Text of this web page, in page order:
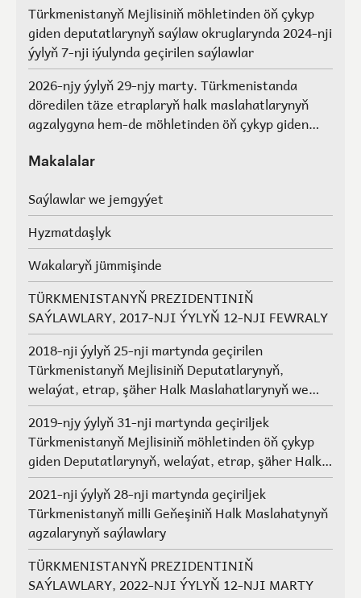
Türkmenistanyň Mejlisiniň möhletinden öň çykyp
giden deputatlarynyň saýlaw okruglarynda 2024-nji
ýylyň 7-nji iýulynda geçirilen saýlawlar
2026-njy ýylyň 29-njy marty. Türkmenistanda
döredilen täze etraplaryň halk maslahatlarynyň
agzalygyna hem-de möhletinden öň çykyp giden
maslahatlarynyň we Geňeşleriň agzalarynyň ýerine
Makalalar
Saýlawlar we jemgyýet
Hyzmatdaşlyk
Wakalaryň jümmişinde
TÜRKMENISTANYŇ PREZIDENTINIŇ
SAÝLAWLARY, 2017-NJI ÝYLYŇ 12-NJI FEWRALY
2018-nji ýylyň 25-nji martynda geçirilen
Türkmenistanyň Mejlisiniň Deputatlarynyň,
welaýat, etrap, şäher Halk Maslahatlarynyň we
Geňeşleriň agzalarynyň saýlawlary.
2019-njy ýylyň 31-nji martynda geçiriljek
Türkmenistanyň Mejlisiniň möhletinden öň çykyp
giden Deputatlarynyň, welaýat, etrap, şäher Halk
Maslahatlarynyň we Geňeşleriň agzalarynyň ýerine
saýlawlar
2021-nji ýylyň 28-nji martynda geçiriljek
Türkmenistanyň milli Geňeşiniň Halk Maslahatynyň
agzalarynyň saýlawlary
TÜRKMENISTANYŇ PREZIDENTINIŇ
SAÝLAWLARY, 2022-NJI ÝYLYŇ 12-NJI MARTY